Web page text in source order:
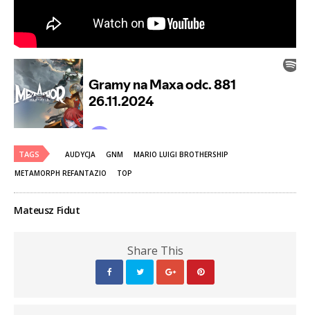
TAGS AUDYCJA GNM
MARIO LUIGI BROTHERSHIP
METAMORPH REFANTAZIO
TOP
Mateusz Fidut
Share This